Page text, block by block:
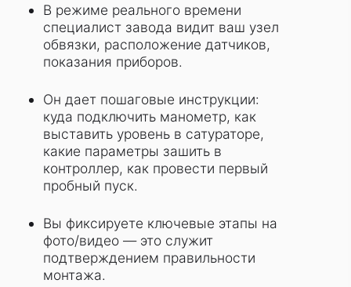
В режиме реального времени
специалист завода видит ваш узел
обвязки, расположение датчиков,
показания приборов.
Он дает пошаговые инструкции:
куда подключить манометр, как
выставить уровень в сатураторе,
какие параметры зашить в
контроллер, как провести первый
пробный пуск.
Вы фиксируете ключевые этапы на
фото/видео — это служит
подтверждением правильности
монтажа.